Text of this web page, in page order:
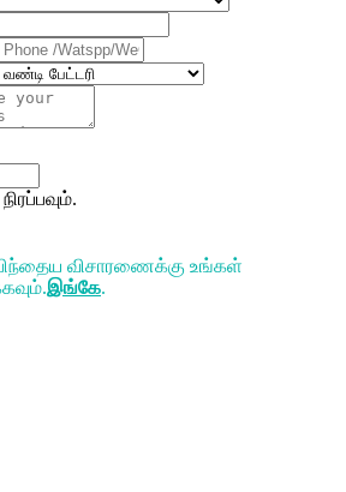
பிந்தைய விசாரணைக்கு உங்கள்
இங்கே.